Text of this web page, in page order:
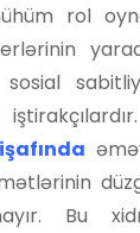
rol
Bu